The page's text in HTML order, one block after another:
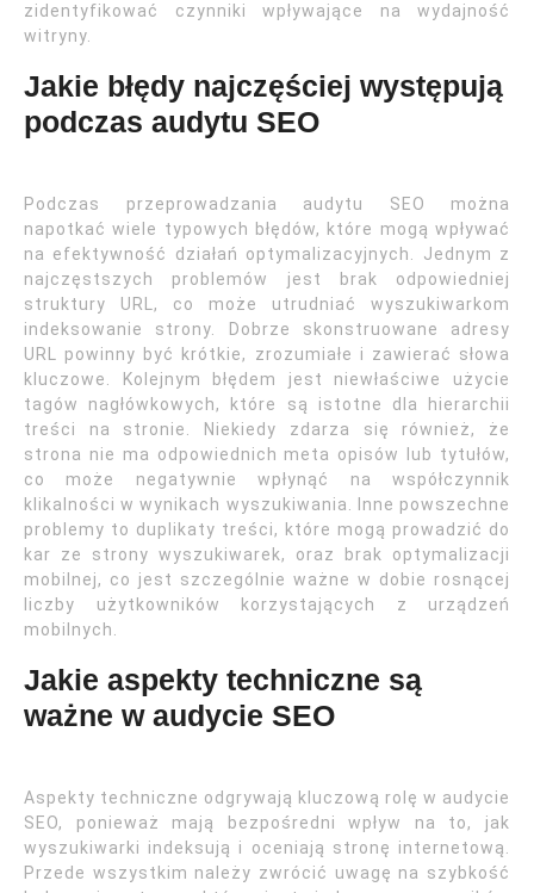
zidentyfikować czynniki wpływające na wydajność
witryny.
Jakie błędy najczęściej występują
podczas audytu SEO
Podczas przeprowadzania audytu SEO można
napotkać wiele typowych błędów, które mogą wpływać
na efektywność działań optymalizacyjnych. Jednym z
najczęstszych problemów jest brak odpowiedniej
struktury URL, co może utrudniać wyszukiwarkom
indeksowanie strony. Dobrze skonstruowane adresy
URL powinny być krótkie, zrozumiałe i zawierać słowa
kluczowe. Kolejnym błędem jest niewłaściwe użycie
tagów nagłówkowych, które są istotne dla hierarchii
treści na stronie. Niekiedy zdarza się również, że
strona nie ma odpowiednich meta opisów lub tytułów,
co może negatywnie wpłynąć na współczynnik
klikalności w wynikach wyszukiwania. Inne powszechne
problemy to duplikaty treści, które mogą prowadzić do
kar ze strony wyszukiwarek, oraz brak optymalizacji
mobilnej, co jest szczególnie ważne w dobie rosnącej
liczby użytkowników korzystających z urządzeń
mobilnych.
Jakie aspekty techniczne są
ważne w audycie SEO
Aspekty techniczne odgrywają kluczową rolę w audycie
SEO, ponieważ mają bezpośredni wpływ na to, jak
wyszukiwarki indeksują i oceniają stronę internetową.
Przede wszystkim należy zwrócić uwagę na szybkość